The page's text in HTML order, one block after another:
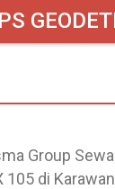
Group
105 di